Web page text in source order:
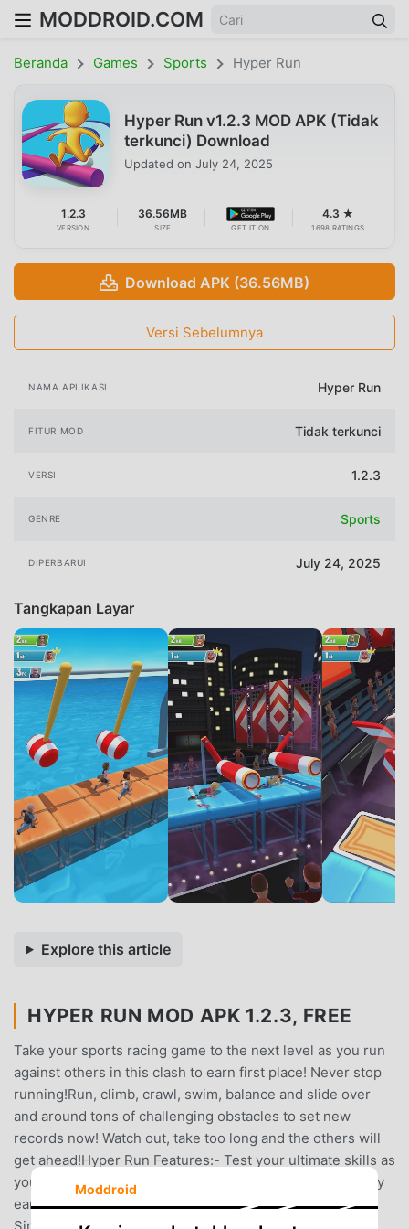
MODDROID.COM
Beranda Games Sports Hyper Run
Hyper Run v1.2.3 MOD APK (Tidak
terkunci) Download
Updated on July 24, 2025
1.2.3
VERSION
36.56MB
SIZE GET IT ON
4.3 ★
1698 RATINGS
Download APK (36.56MB)
Versi Sebelumnya
NAMA APLIKASI Hyper Run
FITUR MOD Tidak terkunci
VERSI 1.2.3
GENRE Sports
DIPERBARUI July 24, 2025
Tangkapan Layar
Explore this article
HYPER RUN MOD APK 1.2.3, FREE
Take your sports racing game to the next level as you run
against others in this clash to earn first place! Never stop
running!Run, climb, crawl, swim, balance and slide over
and around tons of challenging obstacles to set new
records now! Watch out, take too long and the others will
get ahead!Hyper Run Features:- Test your ultimate skills as
you race against the crowd- Customize your character by
earning epic outfits- Conquer lots of challenging levels-
Moddroid